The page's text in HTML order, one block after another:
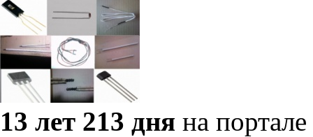
13 лет 213 дня на портале